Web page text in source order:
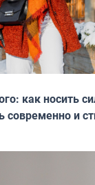
как носить
современно и